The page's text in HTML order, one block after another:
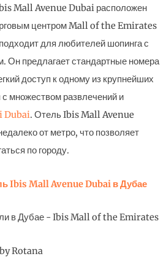
Mall Avenue Dubai расположен
центром Mall of the Emirates
для любителей шопинга с
Он предлагает стандартные номера
доступ к одному из крупнейших
множеством развлечений и
Dubai. Отель Ibis Mall Avenue
от метро, что позволяет
по городу.
Ibis Mall Avenue Dubai в Дубае
Rotana